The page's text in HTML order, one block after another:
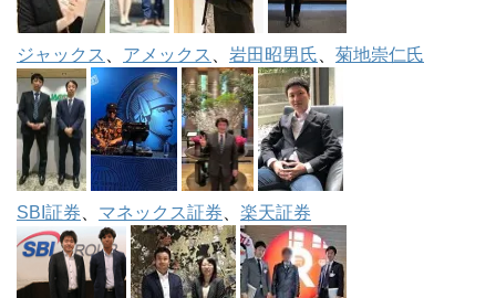
ジャックス アメックス 岩田昭男氏 菊地崇仁氏
SBI証券 マネックス証券 楽天証券